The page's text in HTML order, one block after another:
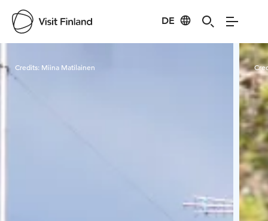
DE
Visit Finland
Credits: Miina Matilainen